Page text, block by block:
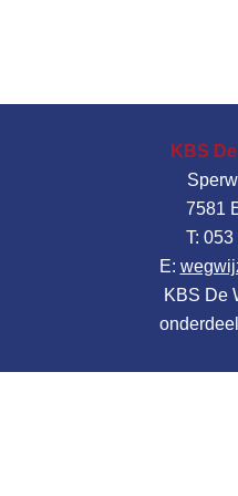
KBS
7581
T:
E:
KBS De